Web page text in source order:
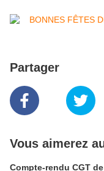
Partager
Vous aimerez
Compte-rendu CGT